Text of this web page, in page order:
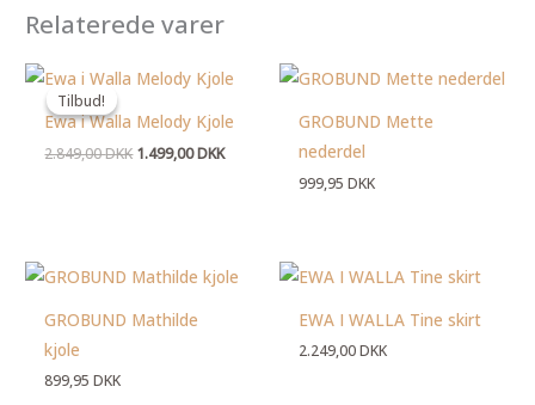
Relaterede varer
Tilbud!
Tilbud!
Ewa i Walla Melody Kjole
2.849,00DKK
Den
oprindelige
var:
2.849,00 DKK.
1.499,00DKK
Den
aktuelle
er:
1.499,00 DKK.
GROBUND Mette
nederdel
999,95DKK
GROBUND Mathilde
kjole
899,95DKK
EWA I WALLA Tine skirt
2.249,00DKK